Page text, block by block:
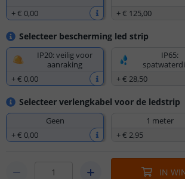
+€ 0,00 +€ 125,00
Selecteer bescherming led strip
IP20: veilig voor
aanraking
+€ 0,00
IP65:
+€ 28,50
Selecteer verlengkabel voor de ledstrip
Geen
+€ 0,00
1 meter
+€ 2,95
IN